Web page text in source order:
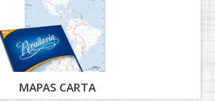
MAPAS CARTA